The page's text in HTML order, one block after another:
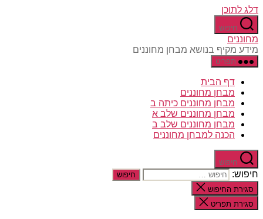
דלג לתוכן
חיפוש
מחוננים
מידע מקיף בנושא מבחן מחוננים
תפריט
דף הבית
מבחן מחוננים
מבחן מחוננים כיתה ב
מבחן מחוננים שלב א
מבחן מחוננים שלב ב
הכנה למבחן מחוננים
חיפוש
חיפוש:
סגירת החיפוש
סגירת תפריט